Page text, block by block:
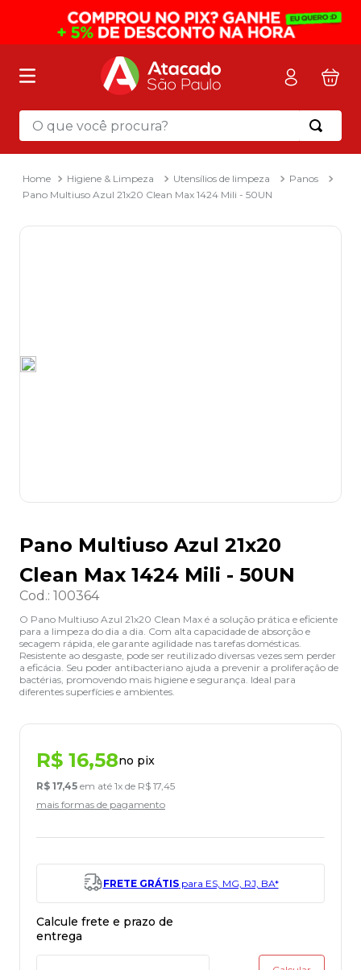
O que você procura?
Higiene & Limpeza Utensílios de limpeza
Panos
Pano Multiuso Azul 21x20 Clean Max 1424 Mili - 50UN
Pano Multiuso Azul 21x20
Clean Max 1424 Mili - 50UN
Cod.: 100364
O Pano Multiuso Azul 21x20 Clean Max é a solução prática e eficiente
para a limpeza do dia a dia. Com alta capacidade de absorção e
secagem rápida, ele garante agilidade nas tarefas domésticas.
Resistente ao desgaste, pode ser reutilizado diversas vezes sem perder
a eficácia. Seu poder antibacteriano ajuda a prevenir a proliferação de
bactérias, promovendo mais higiene e segurança. Ideal para
diferentes superfícies e ambientes.
R$ 16,58no pix
R$ 17,45 em até 1x de R$ 17,45
mais formas de pagamento
FRETE GRÁTISpara ES, MG, RJ, BA*
Termos mais buscados
mochila
2º sacola
3º mala
8